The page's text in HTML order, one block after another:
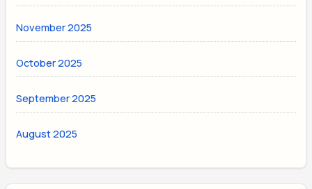
November 2025
October 2025
September 2025
August 2025